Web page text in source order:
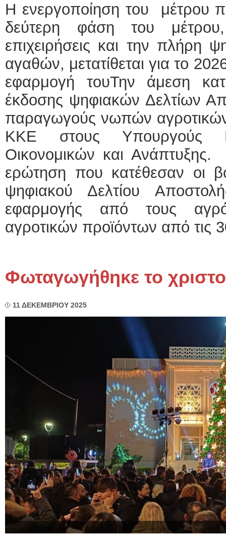
Η ενεργοποίηση του μέτρου
δεύτερη φάση του
επιχειρήσεις και την πλήρη
αγαθών, μετατίθεται για το
εφαρμογή τουΤην άμεση
έκδοσης ψηφιακών Δελτίων
παραγωγούς νωπών
ΚΚΕ στους Υπουργούς
Οικονομικών και
ερώτηση που κατέθεσαν οι
ψηφιακού Δελτίου
εφαρμογής από τους
αγροτικών προϊόντων από τις
Φωταγωγήθηκε το
11 ΔΕΚΕΜΒΡΙΟΥ 2025